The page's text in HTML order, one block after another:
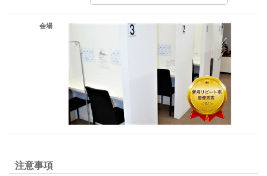
会場
注意事項